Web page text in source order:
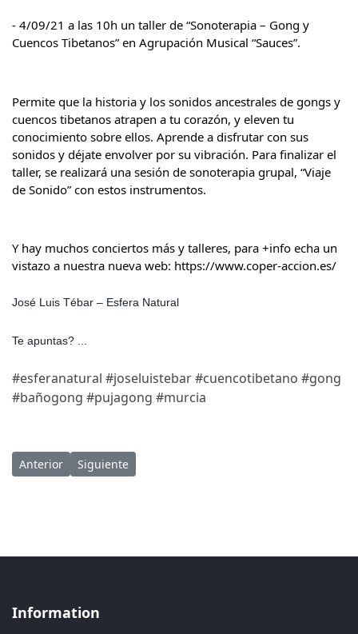
- 4/09/21 a las 10h un taller de “Sonoterapia – Gong y
Cuencos Tibetanos” en Agrupación Musical “Sauces”.
Permite que la historia y los sonidos ancestrales de gongs y
cuencos tibetanos atrapen a tu corazón, y eleven tu
conocimiento sobre ellos. Aprende a disfrutar con sus
sonidos y déjate envolver por su vibración. Para finalizar el
taller, se realizará una sesión de sonoterapia grupal, “Viaje
de Sonido” con estos instrumentos.
Y hay muchos conciertos más y talleres, para +info echa un
vistazo a nuestra nueva web: https://www.coper-accion.es/
José Luis Tébar – Esfera Natural
Te apuntas? ...
#esferanatural #joseluistebar#cuencotibetano #gong
#bañogong #pujagong #murcia
Artículo anterior: 18/09/22 Festival Pinatar OM en San Pedro
Anterior Artículo siguiente: 29/02/20 Sábado a las 18:30 -
Siguiente
Information